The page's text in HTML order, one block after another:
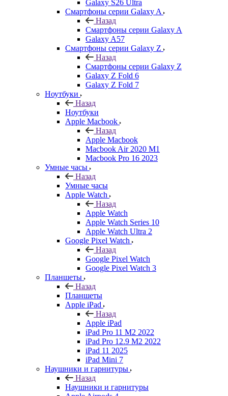
Galaxy S26 Ultra
Смартфоны серии Galaxy A
Назад
Смартфоны серии Galaxy A
Galaxy A57
Смартфоны серии Galaxy Z
Назад
Смартфоны серии Galaxy Z
Galaxy Z Fold 6
Galaxy Z Fold 7
Ноутбуки
Назад
Ноутбуки
Apple Macbook
Назад
Apple Macbook
Macbook Air 2020 M1
Macbook Pro 16 2023
Умные часы
Назад
Умные часы
Apple Watch
Назад
Apple Watch
Apple Watch Series 10
Apple Watch Ultra 2
Google Pixel Watch
Назад
Google Pixel Watch
Google Pixel Watch 3
Планшеты
Назад
Планшеты
Apple iPad
Назад
Apple iPad
iPad Pro 11 M2 2022
iPad Pro 12.9 M2 2022
iPad 11 2025
iPad Mini 7
Наушники и гарнитуры
Назад
Наушники и гарнитуры